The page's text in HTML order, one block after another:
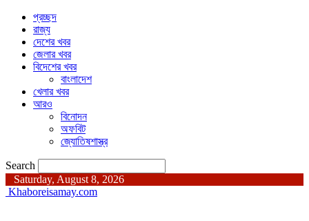
প্রচ্ছদ
রাজ্য
দেশের খবর
জেলার খবর
বিদেশের খবর
বাংলাদেশ
খেলার খবর
আরও
বিনোদন
অফবিট
জ্যোতিষশাস্ত্র
Search
Saturday, August 8, 2026
Khaboreisamay.com